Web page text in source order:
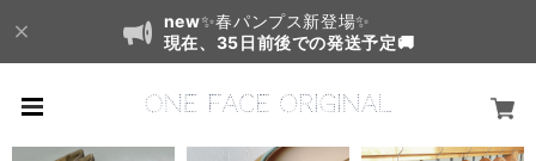
new✨春パンプス新登場✨
現在、35日前後での発送予定🚚